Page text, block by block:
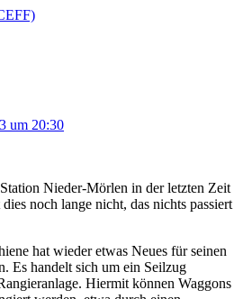
um 20:30
Nieder-Mörlen in der letzten Zeit
noch lange nicht, das nichts passiert
hat wieder etwas Neues für seinen
Es handelt sich um ein Seilzug
Hiermit können Waggons